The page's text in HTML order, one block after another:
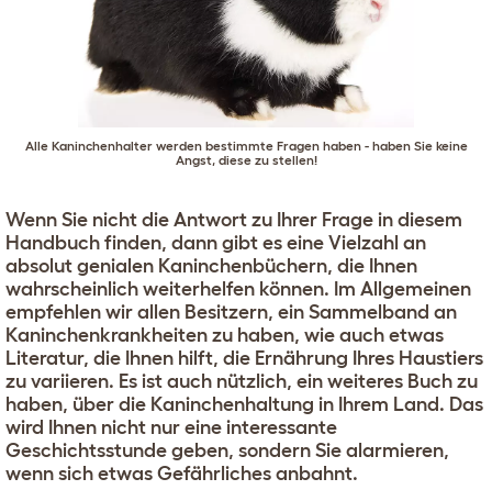
Alle Kaninchenhalter werden bestimmte Fragen haben - haben Sie keine
Angst, diese zu stellen!
Wenn Sie nicht die Antwort zu Ihrer Frage in diesem
Handbuch finden, dann gibt es eine Vielzahl an
absolut genialen Kaninchenbüchern, die Ihnen
wahrscheinlich weiterhelfen können. Im Allgemeinen
empfehlen wir allen Besitzern, ein Sammelband an
Kaninchenkrankheiten zu haben, wie auch etwas
Literatur, die Ihnen hilft, die Ernährung Ihres Haustiers
zu variieren. Es ist auch nützlich, ein weiteres Buch zu
haben, über die Kaninchenhaltung in Ihrem Land. Das
wird Ihnen nicht nur eine interessante
Geschichtsstunde geben, sondern Sie alarmieren,
wenn sich etwas Gefährliches anbahnt.